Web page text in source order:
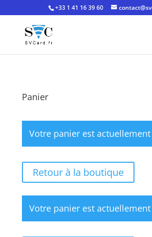
+33 1 41 16 39 60
Panier
Votre panier est
Retour à la boutique
Votre panier est